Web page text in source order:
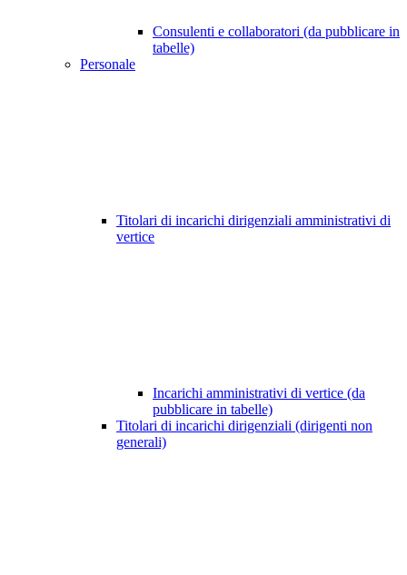
Consulenti e collaboratori (da pubblicare in
tabelle)
Personale
Titolari di incarichi dirigenziali amministrativi di
vertice
Incarichi amministrativi di vertice (da
pubblicare in tabelle)
Titolari di incarichi dirigenziali (dirigenti non
generali)